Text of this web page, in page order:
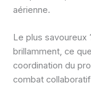
aérienne.
Le plus savoureux
brillamment, ce
coordination du
combat